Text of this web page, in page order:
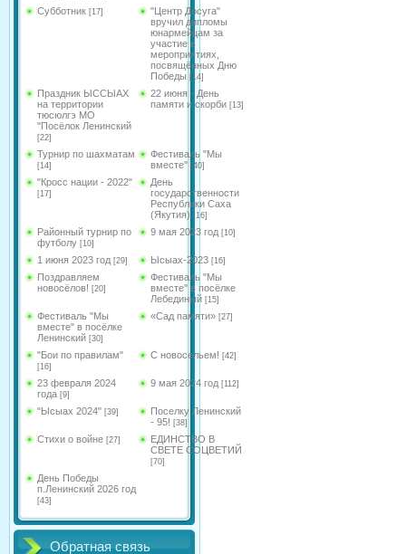
Субботник [17]
"Центр Досуга"
вручил дипломы
юнармейцам за
участие в
мероприятиях,
посвящённых Дню
Победы [14]
Праздник ЫССЫАХ
на территории
тюсюлгэ МО
"Посёлок Ленинский
[22]
22 июня - День
памяти и скорби [13]
Турнир по шахматам
[14]
Фестиваль "Мы
вместе" [40]
"Кросс нации - 2022"
[17]
День
государственности
Республики Саха
(Якутия) [16]
Районный турнир по
футболу [10]
9 мая 2023 год [10]
1 июня 2023 год [29] Ысыах-2023 [16]
Поздравляем
новосёлов! [20]
Фестиваль "Мы
вместе" в посёлке
Лебединый [15]
Фестиваль "Мы
вместе" в посёлке
Ленинский [30]
«Сад памяти» [27]
"Бои по правилам"
[16]
С новосельем! [42]
23 февраля 2024
года [9]
9 мая 2024 год [112]
"Ысыах 2024" [39]
Поселку Ленинский
- 95! [38]
Стихи о войне [27]
ЕДИНСТВО В
СВЕТЕ СОЦВЕТИЙ
[70]
День Победы
п.Ленинский 2026 год
[43]
Обратная связь